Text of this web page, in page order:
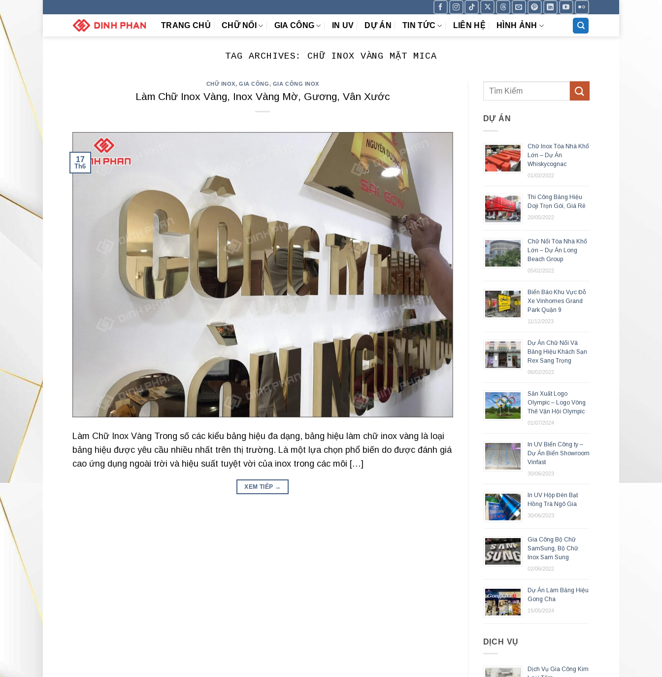
TRANG CHỦ CHỮ NỔI GIA CÔNG IN UV DỰ ÁN TIN TỨC LIÊN HỆ HÌNH ẢNH
TAG ARCHIVES: CHỮ INOX VÀNG MẶT MICA
CHỮ INOX,GIA CÔNG, GIA CÔNG INOX
Làm Chữ Inox Vàng, Inox Vàng Mờ, Gương, Vân Xước
17
Th6
Làm Chữ Inox Vàng Trong số các kiểu bảng hiệu đa dạng, bảng hiệu làm chữ inox vàng là loại
bảng hiệu được yêu cầu nhiều nhất trên thị trường. Là một lựa chọn phổ biến do được đánh giá
cao ứng dụng ngoài trời và hiệu suất tuyệt vời của inox trong các môi […]
XEM TIẾP →
DỰ ÁN
Chữ Inox Tòa Nhà Khổ
Lớn – Dự Án
Whiskycognac
01/02/2022
Thi Công Bảng Hiệu
Doji Trọn Gói, Giá Rẻ
20/05/2022
Chữ Nổi Tòa Nhà Khổ
Lớn – Dự Án Long
Beach Group
05/02/2022
Biển Báo Khu Vực Đỗ
Xe Vinhomes Grand
Park Quận 9
11/12/2023
Dự Án Chữ Nổi Và
Bảng Hiệu Khách Sạn
Rex Sang Trọng
06/02/2022
Sản Xuất Logo
Olympic – Logo Vòng
Thế Vận Hội Olympic
01/07/2024
In UV Biển Công ty –
Dự Án Biển Showroom
Vinfast
30/06/2023
In UV Hộp Đèn Bạt
Hồng Trà Ngô Gia
30/06/2023
Gia Công Bộ Chữ
SamSung, Bộ Chữ
Inox Sam Sung
02/06/2022
Dự Án Làm Bảng Hiệu
Gong Cha
15/05/2024
DỊCH VỤ
Dịch Vụ Gia Công Kim